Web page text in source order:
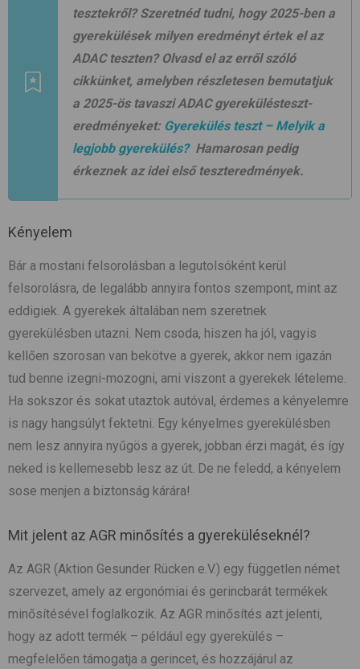
tesztekről? Szeretnéd tudni, hogy 2025-ben a
gyerekülések milyen eredményt értek el az
ADAC teszten? Olvasd el az erről szóló
cikkünket, amelyben részletesen bemutatjuk
a 2025-ös tavaszi ADAC gyerekülésteszt-
eredményeket: Gyerekülés teszt – Melyik a
legjobb gyerekülés?Hamarosan pedig
érkeznek az idei első teszteredmények.
Kényelem
Bár a mostani felsorolásban a legutolsóként kerül
felsorolásra, de legalább annyira fontos szempont, mint az
eddigiek. A gyerekek általában nem szeretnek
gyerekülésben utazni. Nem csoda, hiszen ha jól, vagyis
kellően szorosan van bekötve a gyerek, akkor nem igazán
tud benne izegni-mozogni, ami viszont a gyerekek lételeme.
Ha sokszor és sokat utaztok autóval, érdemes a kényelemre
is nagy hangsúlyt fektetni. Egy kényelmes gyerekülésben
nem lesz annyira nyűgös a gyerek, jobban érzi magát, és így
neked is kellemesebb lesz az út. De ne feledd, a kényelem
sose menjen a biztonság kárára!
Mit jelent az AGR minősítés a gyereküléseknél?
Az AGR (Aktion Gesunder Rücken e.V.) egy független német
szervezet, amely az ergonómiai és gerincbarát termékek
minősítésével foglalkozik. Az AGR minősítés azt jelenti,
hogy az adott termék – például egy gyerekülés –
megfelelően támogatja a gerincet, és hozzájárul az